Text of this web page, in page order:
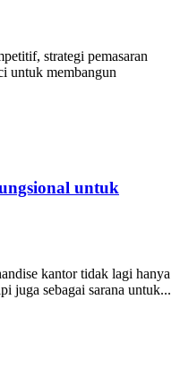
strategi pemasaran
untuk membangun
untuk
kantor tidak lagi hanya
juga sebagai sarana untuk...